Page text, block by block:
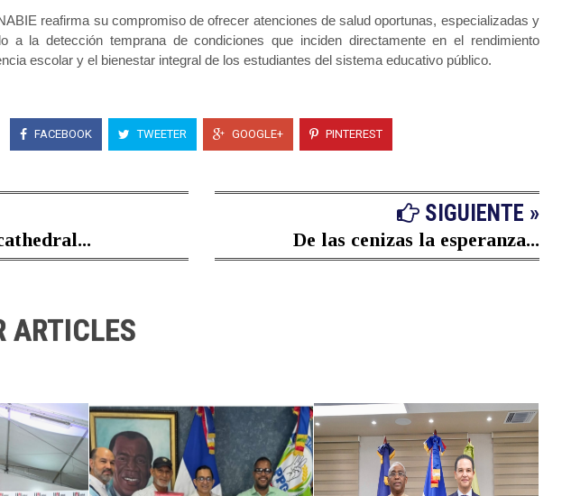
reafirma su compromiso de ofrecer atenciones de salud oportunas, especializadas y
a la detección temprana de condiciones que inciden directamente en el rendimiento
escolar y el bienestar integral de los estudiantes del sistema educativo público.
FACEBOOK TWEETER GOOGLE+ PINTEREST
SIGUIENTE »
De las cenizas la esperanza...
ARTICLES